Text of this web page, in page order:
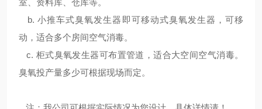
室、资料库、仓库等。
b. 小推车式臭氧发生器即可移动式臭氧发生器，可移
动，适合多个房间空气消毒。
c. 柜式臭氧发生器可布置管道，适合大空间空气消毒。
臭氧投产量多少可根据现场而定。